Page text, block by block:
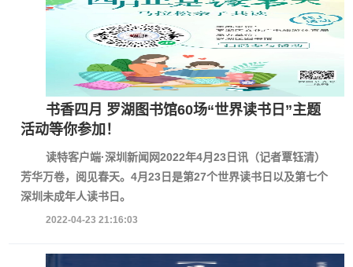
书香四月 罗湖图书馆60场“世界读书日”主题
活动等你参加！
读特客户端·深圳新闻网2022年4月23日讯（记者覃钰清）
芳华万卷，阅见春天。4月23日是第27个世界读书日以及第七个
深圳未成年人读书日。
2022-04-23 21:16:03